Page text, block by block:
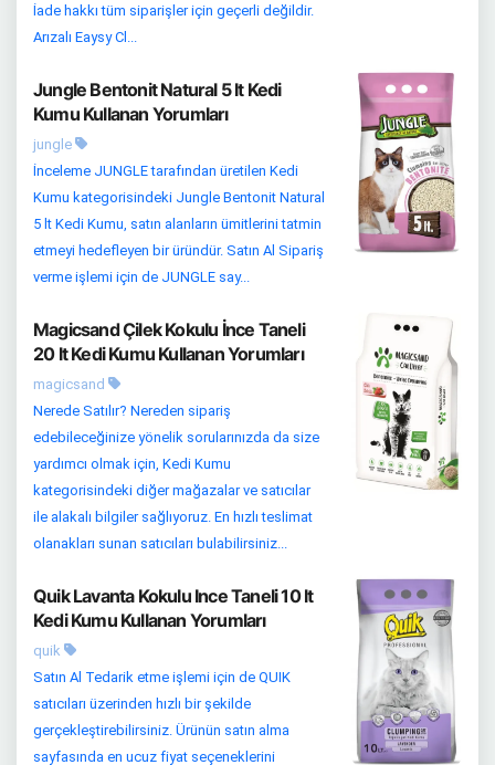
İade hakkı tüm siparişler için geçerli değildir.
Arızalı Eaysy Cl...
Jungle Bentonit Natural 5 lt Kedi
Kumu Kullanan Yorumları
jungle
İnceleme JUNGLE tarafından üretilen Kedi
Kumu kategorisindeki Jungle Bentonit Natural
5 lt Kedi Kumu, satın alanların ümitlerini tatmin
etmeyi hedefleyen bir üründür. Satın Al Sipariş
verme işlemi için de JUNGLE say...
Magicsand Çilek Kokulu İnce Taneli
20 lt Kedi Kumu Kullanan Yorumları
magicsand
Nerede Satılır? Nereden sipariş
edebileceğinize yönelik sorularınızda da size
yardımcı olmak için, Kedi Kumu
kategorisindeki diğer mağazalar ve satıcılar
ile alakalı bilgiler sağlıyoruz. En hızlı teslimat
olanakları sunan satıcıları bulabilirsiniz...
Quik Lavanta Kokulu Ince Taneli 10 lt
Kedi Kumu Kullanan Yorumları
quik
Satın Al Tedarik etme işlemi için de QUIK
satıcıları üzerinden hızlı bir şekilde
gerçekleştirebilirsiniz. Ürünün satın alma
sayfasında en ucuz fiyat seçeneklerini